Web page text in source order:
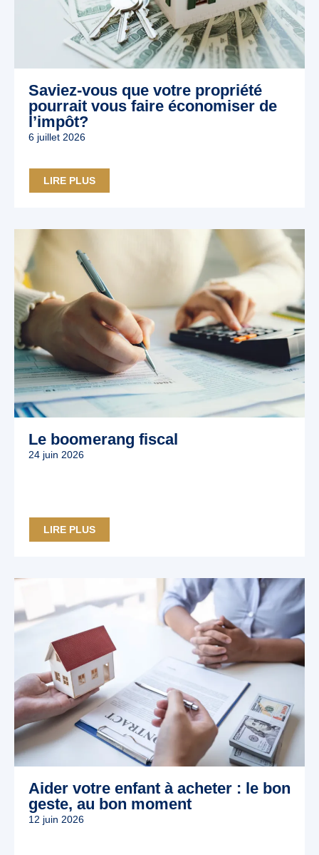
Saviez-vous que votre propriété
pourrait vous faire économiser de
l’impôt?
6 juillet 2026
LIRE PLUS
Le boomerang fiscal
24 juin 2026
LIRE PLUS
Aider votre enfant à acheter : le bon
geste, au bon moment
12 juin 2026